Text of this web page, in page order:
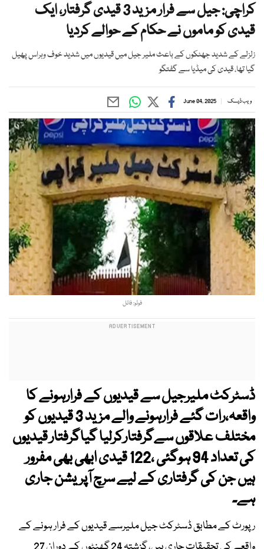
کراچی: جیل سے فرار مزید 3 قیدی گرفتار، ایک
قیدی کو ماموں نے حکام کے حوالے کردیا
زلزلے کے شدید جھٹکوں کے باعث ملیر جیل میں قیدیوں میں شدید خوف وہراس پھیل
گیا تھا، قیدی کی میڈیا سے گفتگو
ویب ڈیسک June 04, 2025
فوٹو: فائل
ڈسٹرکٹ ملیرجیل سے قیدیوں کے فرارہونے کا
واقعہ،رات گئے فرارہونے والے مزید 3 قیدیوں کو
مختلف علاقوں سےگرفتارکرلیا گیاگرفتار قیدیوں
کی تعداد 94 ہوگئی ،122 قیدی ابھی بھی مفرور
ہیں جن کی گرفتاری کے لیے سرچ آپریشن جاری
ہے۔
رپورٹ کے مطابق ڈسٹرکٹ جیل ملیرسے قیدیوں کے فرار ہونے کے